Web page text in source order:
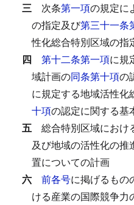
三 次条第一項の規定に
の指定及び第三十一条
性化総合特別区域の指
四 第十二条第一項に規
域計画の同条第十項の
に規定する地域活性化
十項の認定に関する基
五 総合特別区域におけ
及び地域の活性化の
置についての計画
六 前各号に掲げるもの
ける産業の国際競争